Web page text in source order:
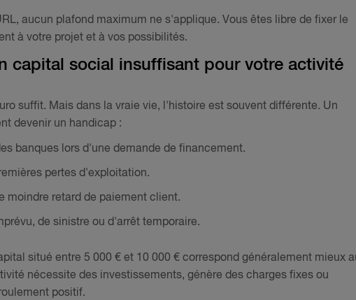
aucun plafond maximum ne s'applique. Vous êtes libre de fixer le
à votre projet et à vos possibilités.
capital social insuffisant pour votre activité
suffit. Mais dans la vraie vie, l'histoire est souvent différente. Un
devenir un handicap :
banques lors d'une demande de financement.
pertes d'exploitation.
moindre retard de paiement client.
de sinistre ou d'arrêt temporaire.
situé entre 5 000 € et 10 000 € correspond généralement mieux
nécessite des investissements, génère des charges fixes ou
positif.